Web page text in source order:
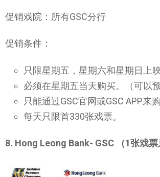
促销戏院：所有GSC分行
促销条件：
只限星期五，星期六和星期日上
必须在星期五当天购买。（可以预
只能通过GSC官网或GSC APP来购
每天只限首330张戏票。
8. Hong Leong Bank- GSC （1张戏票